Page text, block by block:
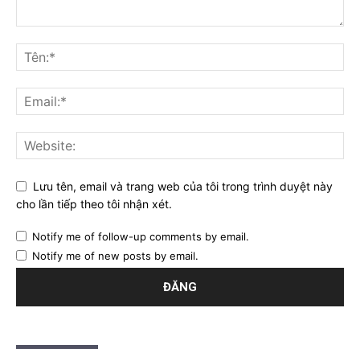
Lưu tên, email và trang web của tôi trong trình duyệt này
cho lần tiếp theo tôi nhận xét.
Notify me of follow-up comments by email.
Notify me of new posts by email.